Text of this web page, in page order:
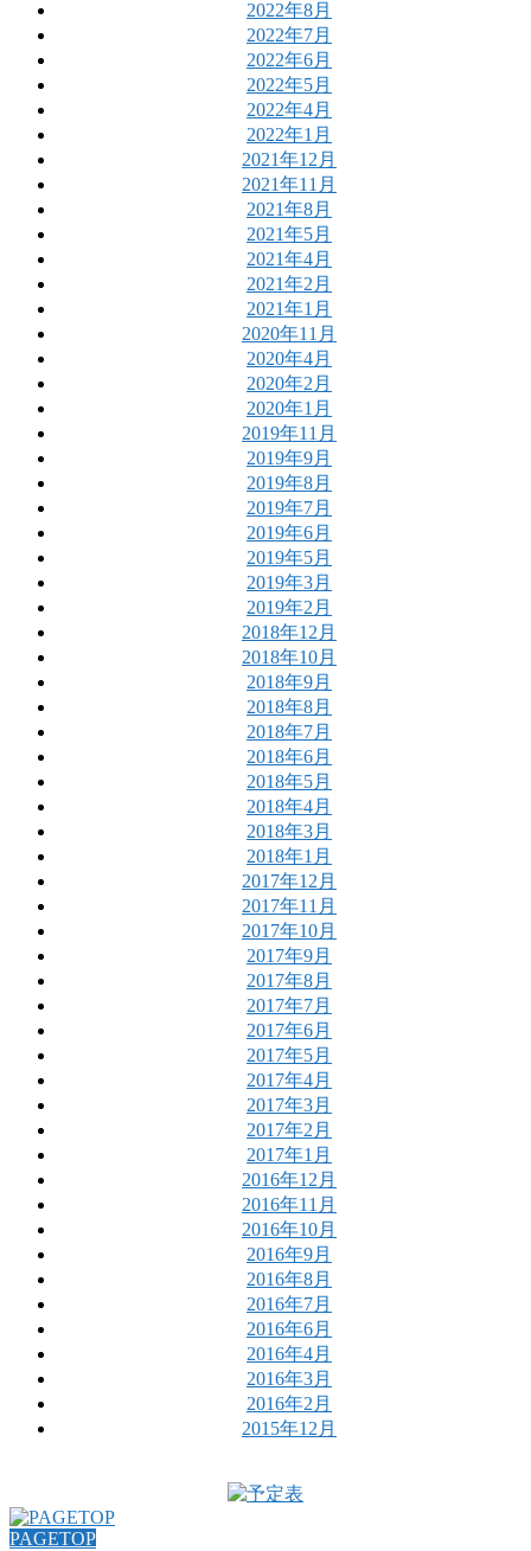
2022年8月
2022年7月
2022年6月
2022年5月
2022年4月
2022年1月
2021年12月
2021年11月
2021年8月
2021年5月
2021年4月
2021年2月
2021年1月
2020年11月
2020年4月
2020年2月
2020年1月
2019年11月
2019年9月
2019年8月
2019年7月
2019年6月
2019年5月
2019年3月
2019年2月
2018年12月
2018年10月
2018年9月
2018年8月
2018年7月
2018年6月
2018年5月
2018年4月
2018年3月
2018年1月
2017年12月
2017年11月
2017年10月
2017年9月
2017年8月
2017年7月
2017年6月
2017年5月
2017年4月
2017年3月
2017年2月
2017年1月
2016年12月
2016年11月
2016年10月
2016年9月
2016年8月
2016年7月
2016年6月
2016年4月
2016年3月
2016年2月
2015年12月
PAGETOP